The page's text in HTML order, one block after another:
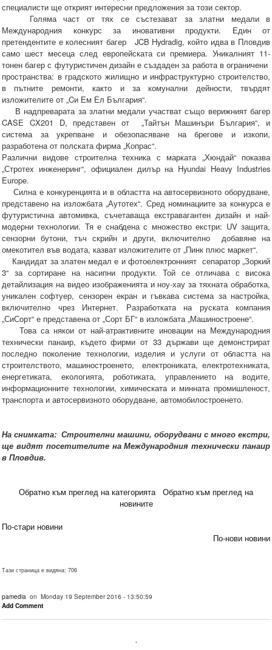
специалисти ще открият интересни предложения за този сектор.
Голяма част от тях се състезават за златни медали в
Международния конкурс за иновативни продукти. Един от
претендентите е колесният багер JCB Hydradig, който идва в Пловдив
само шест месеца след европейската си премиера. Уникалният 11-
тонен багер с футуристичен дизайн е създаден за работа в ограничени
пространства: в градското жилищно и инфраструктурно строителство,
в пътните ремонти, както и за комунални дейности, твърдят
изложителите от „Cи Ем Ел България“.
В надпреварата за златни медали участват също верижният багер
CASE CX201 D, представен от „Тайтън Машинъри България“, и
система за укрепване и обезопасяване на брегове и изкопи,
разработена от полската фирма „Копрас“.
Различни видове строителна техника с марката „Хюндай“ показва
„Стротех инженеринг“, официален дилър на Hyundai Heavy Industries
Europe.
Силна е конкуренцията и в областта на автосервизното оборудване,
представено на изложбата „Аутотех“. Сред номинациите за конкурса е
футуристична автомивка, съчетаваща екстравагантен дизайн и най-
модерни технологии. Тя е снабдена с множество екстри: UV защита,
сензорни бутони, тъч скрийн и други, включително добавяне на
омекотител във водата, казват изложителите от „Пинк плюс маркет“.
Кандидат за златен медал е и фотоелектронният сепаратор „Зоркий
3“ за сортиране на насипни продукти. Той се отличава с висока
детайлизация на видео изображенията и ноу-хау за тяхната обработка,
уникален софтуер, сензорен екран и гъвкава система за настройка,
включително чрез Интернет. Разработката на руската компания
„СиСорт“ е представена от „Сорт БГ“ в изложбата „Машиностроене“.
Това са някои от най-атрактивните иновации на Международния
технически панаир, където фирми от 33 държави ще демонстрират
последно поколение технологии, изделия и услуги от областта на
строителството, машиностроенето, електрониката, електротехниката,
енергетиката, екологията, роботиката, управлението на водите,
информационните технологии, химическата и минната промишленост,
транспорта и автосервизното оборудване, автомобилостроенето.
На снимката: Строителни машини, оборудвани с много екстри,
ще видят посетителите на Международния технически панаир
в Пловдив.
Обратно към преглед на категорията
Обратно към преглед на
новините
По-стари новини
По-нови новини
Тази страница е видяна: 706
pamedia on Monday 19 September 2016 - 13:50:59
Add Comment
.